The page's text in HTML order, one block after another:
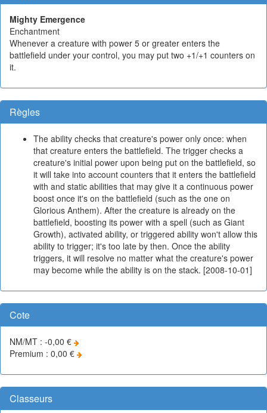
Mighty Emergence
Enchantment
Whenever a creature with power 5 or greater enters the
battlefield under your control, you may put two +1/+1 counters on
it.
Règles
The ability checks that creature's power only once: when
that creature enters the battlefield. The trigger checks a
creature's initial power upon being put on the battlefield, so
it will take into account counters that it enters the battlefield
with and static abilities that may give it a continuous power
boost once it's on the battlefield (such as the one on
Glorious Anthem). After the creature is already on the
battlefield, boosting its power with a spell (such as Giant
Growth), activated ability, or triggered ability won't allow this
ability to trigger; it's too late by then. Once the ability
triggers, it will resolve no matter what the creature's power
may become while the ability is on the stack. [2008-10-01]
Cote
NM/MT : -0,00 €
Premium : 0,00 €
Classeurs